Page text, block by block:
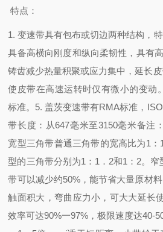
特点：
1. 变速带具有包布或切边两种结构，
具备高横向刚度和纵向柔韧性，具有
铸齿减少热量积聚或应力集中，延长皮
使皮带在高速运转时仅有微小的变动。
标准。 5. 盖茨变速带有RMA标准，
带长度：从647毫米至3150毫米备注
宽型三角带普通三角带的宽高比为1
型的三角带分别为1：1．2和1：2。
带可以减少约50%，能节省大量原材
触面积大，弯曲应力小，可大大延长
效率可达90%一97%，极限速度达40-